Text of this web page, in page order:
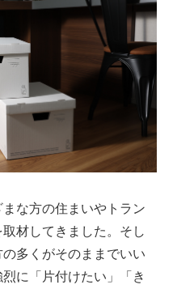
な方の住まいやトラン
材してきました。そし
多くがそのままでいい
に「片付けたい」「き